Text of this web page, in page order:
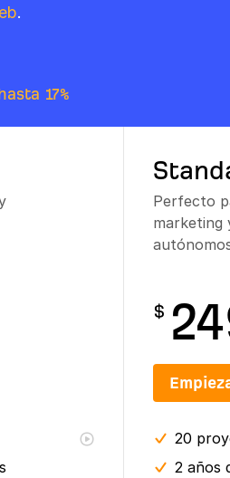
.
17%
Perfecto
marketing
$
20
2 años